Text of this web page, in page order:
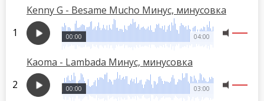
Kenny G - Besame Mucho Минус, минусовка
04:00
00:00
Kaoma - Lambada Минус, минусовка
03:00
00:00